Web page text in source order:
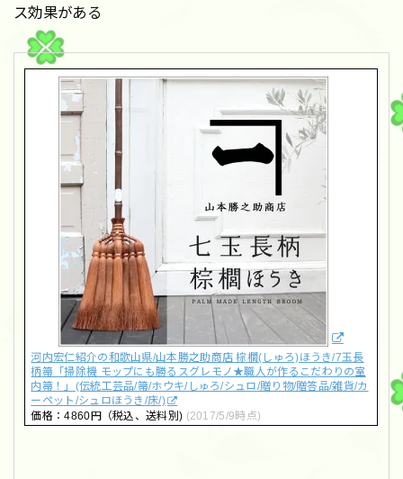
ス効果がある
河内宏仁紹介の和歌山県/山本勝之助商店 棕櫚(しゅろ)ほうき/7玉長
柄箒「掃除機 モップにも勝るスグレモノ★職人が作るこだわりの室
内箒！」(伝統工芸品/箒/ホウキ/しゅろ/シュロ/贈り物/贈答品/雑貨/カ
ーペット/シュロほうき/床/)
価格：4860円（税込、送料別) (2017/5/9時点)